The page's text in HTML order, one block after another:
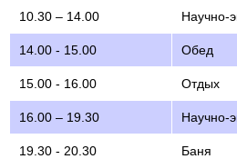
10.30 – 14.00 Научно-
14.00 - 15.00 Обед
15.00 - 16.00 Отдых
16.00 – 19.30 Научно-
19.30 - 20.30 Баня